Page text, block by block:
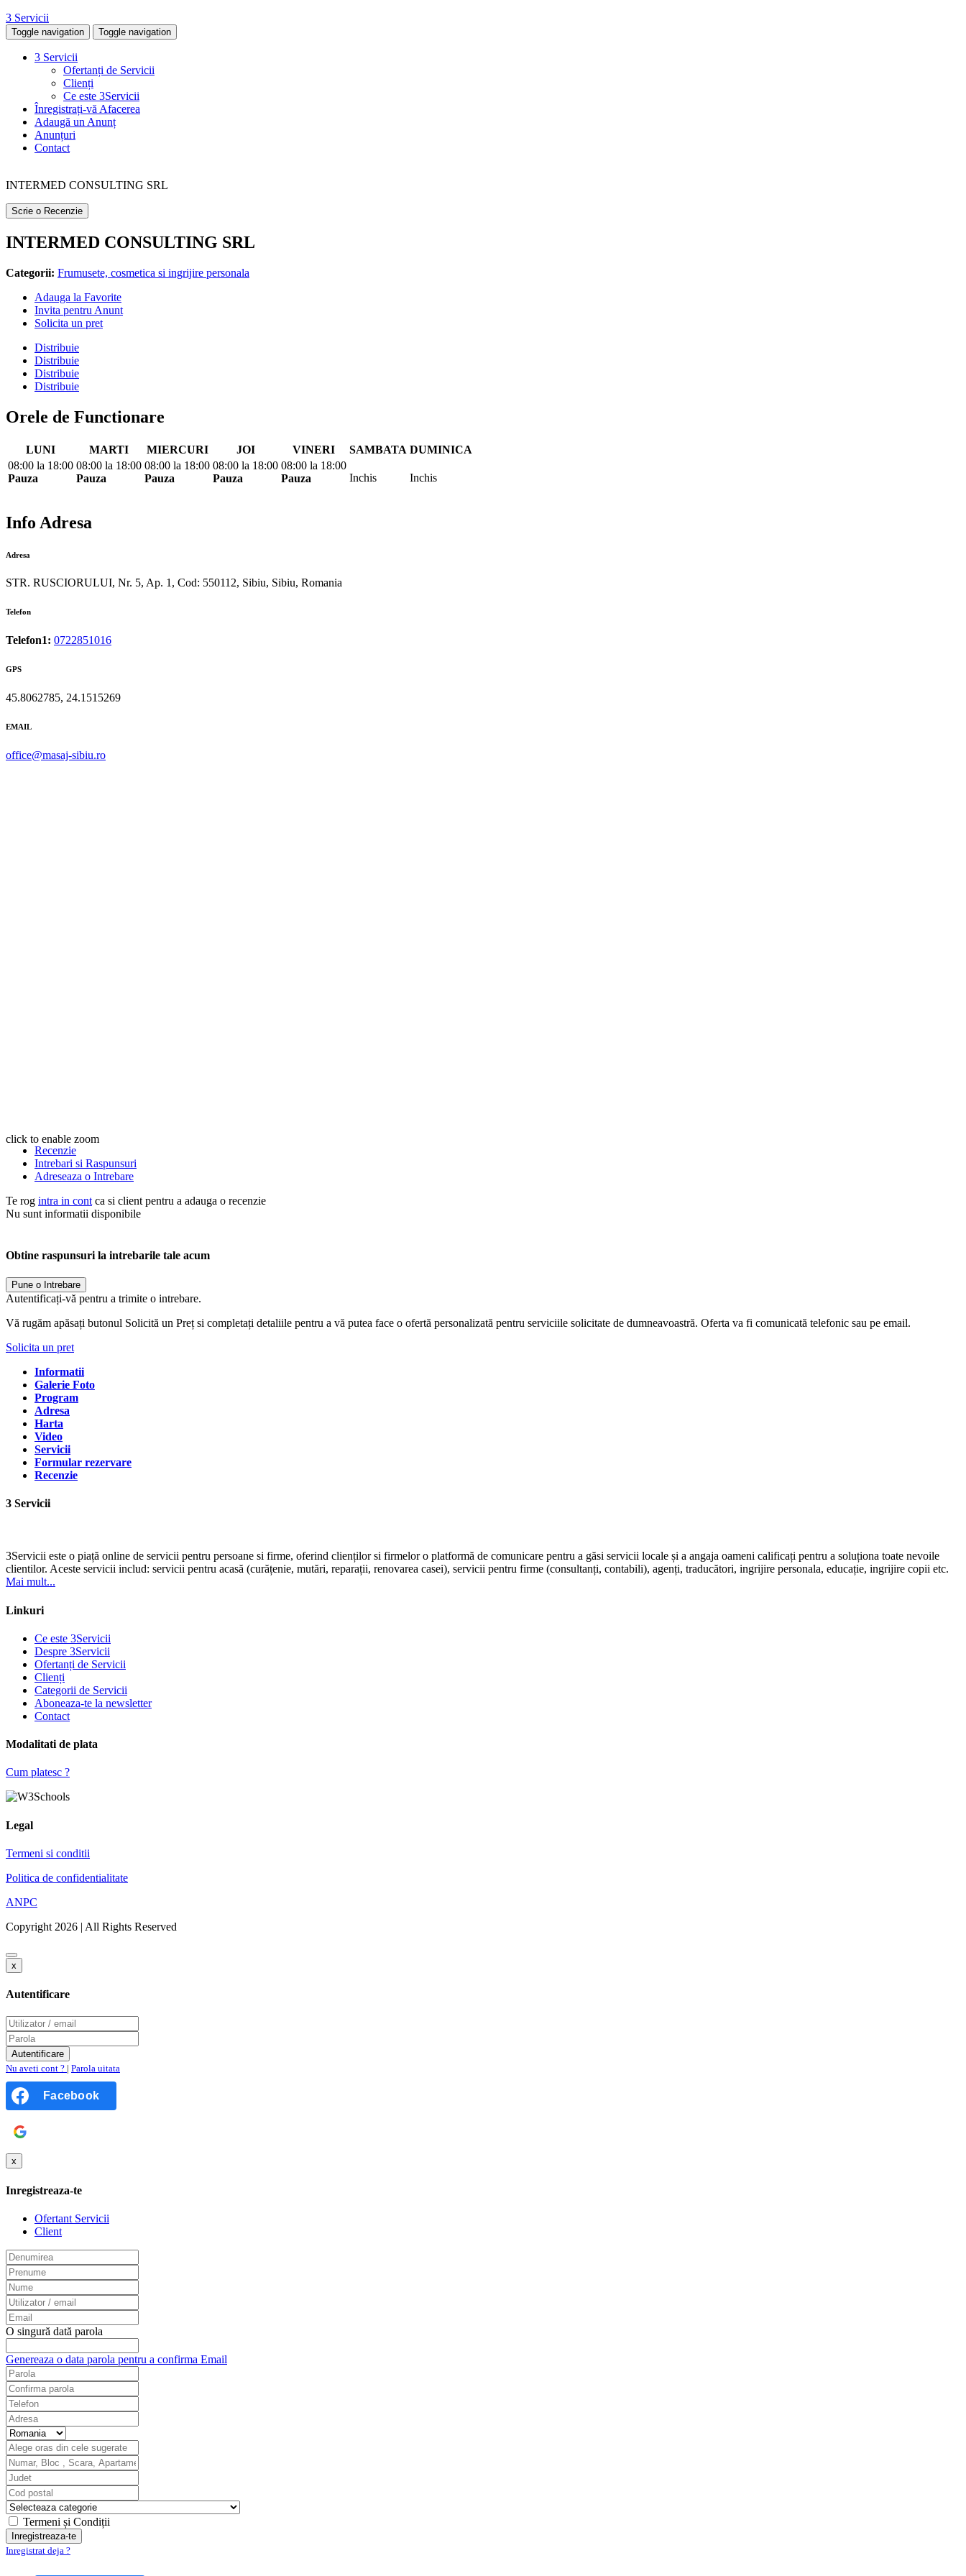
3 Servicii
Toggle navigation Toggle navigation
3 Servicii
Ofertanți de Servicii
Clienți
Ce este 3Servicii
Înregistrați-vă Afacerea
Adaugă un Anunț
Anunțuri
Contact
INTERMED CONSULTING SRL
Scrie o Recenzie
INTERMED CONSULTING SRL
Categorii: Frumusete, cosmetica si ingrijire personala
Adauga la Favorite
Invita pentru Anunt
Solicita un pret
Distribuie
Distribuie
Distribuie
Distribuie
Orele de Functionare
LUNI MARTI MIERCURI JOI VINERI SAMBATA DUMINICA
08:00 la 18:00
Pauza
08:00 la 18:00
Pauza
08:00 la 18:00
Pauza
08:00 la 18:00
Pauza
08:00 la 18:00
Pauza
Inchis Inchis
Info Adresa
Adresa
STR. RUSCIORULUI, Nr. 5, Ap. 1, Cod: 550112, Sibiu, Sibiu, Romania
Telefon
Telefon1: 0722851016
GPS
45.8062785, 24.1515269
EMAIL
office@masaj-sibiu.ro
click to enable zoom
Recenzie
Intrebari si Raspunsuri
Adreseaza o Intrebare
Te rog intra in cont ca si client pentru a adauga o recenzie
Nu sunt informatii disponibile
Obtine raspunsuri la intrebarile tale acum
Pune o Intrebare
Autentificați-vă pentru a trimite o intrebare.
Vă rugăm apăsați butonul Solicită un Preț si completați detaliile pentru a vă putea face o ofertă personalizată pentru serviciile solicitate de dumneavoastră. Oferta va fi comunicată telefonic sau pe email.
Solicita un pret
Informatii
Galerie Foto
Program
Adresa
Harta
Video
Servicii
Formular rezervare
Recenzie
3 Servicii
3Servicii este o piață online de servicii pentru persoane si firme, oferind clienților si firmelor o platformă de comunicare pentru a găsi servicii locale și a angaja oameni calificați pentru a soluționa toate nevoile
clientilor. Aceste servicii includ: servicii pentru acasă (curățenie, mutări, reparații, renovarea casei), servicii pentru firme (consultanți, contabili), agenți, traducători, ingrijire personala, educație, ingrijire copii etc.
Mai mult...
Linkuri
Ce este 3Servicii
Despre 3Servicii
Ofertanți de Servicii
Clienți
Categorii de Servicii
Aboneaza-te la newsletter
Contact
Modalitati de plata
Cum platesc ?
Legal
Termeni si conditii
Politica de confidentialitate
ANPC
Copyright 2026 | All Rights Reserved
x
Autentificare
Nu aveti cont ? | Parola uitata
Facebook
x
Inregistreaza-te
Ofertant Servicii
Client
O singură dată parola
Genereaza o data parola pentru a confirma Email
Termeni și Condiții
Inregistrat deja ?